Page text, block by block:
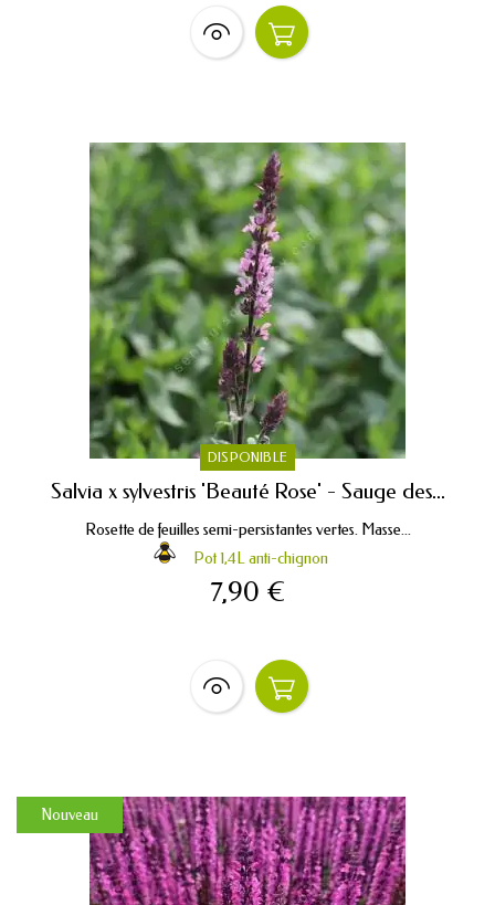
DISPONIBLE
Salvia x sylvestris 'Beauté Rose' - Sauge des...
Rosette de feuilles semi-persistantes vertes. Masse...
Pot 1,4L anti-chignon
7,90 €
Nouveau